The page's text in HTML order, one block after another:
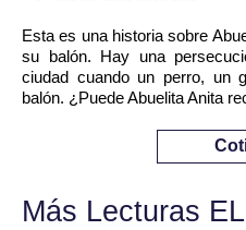
Esta es una historia sobre
su balón. Hay una
ciudad cuando un perro, un
balón. ¿Puede Abuelita Anita
Más Lecturas